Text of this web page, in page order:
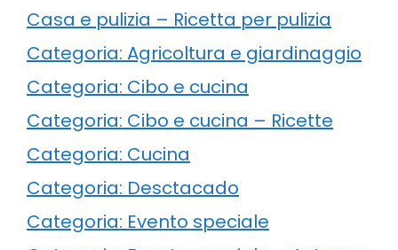
Casa e pulizia – Ricetta per pulizia
Categoria: Agricoltura e giardinaggio
Categoria: Cibo e cucina
Categoria: Cibo e cucina – Ricette
Categoria: Cucina
Categoria: Desctacado
Categoria: Evento speciale